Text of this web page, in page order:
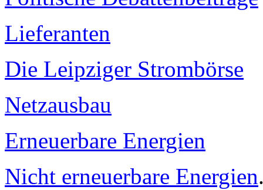
Lieferanten
Die Leipziger Strombörse
Netzausbau
Erneuerbare Energien
Nicht erneuerbare Energien